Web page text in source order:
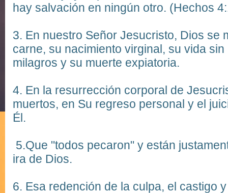
hay salvación en ningún otro. (Hechos
3. En nuestro Señor Jesucristo, Dios se
carne, su nacimiento virginal, su vida
milagros y su muerte expiatoria.
4. En la resurrección corporal de
muertos, en Su regreso personal y el
Él.
5.Que "todos pecaron" y están
ira de Dios.
6. Esa redención de la culpa, el castigo